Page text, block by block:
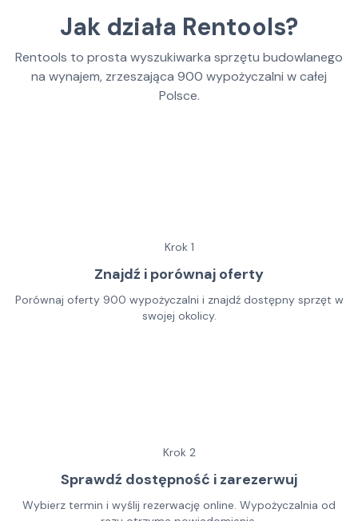
Jak działa Rentools?
Rentools to prosta wyszukiwarka sprzętu budowlanego
na wynajem, zrzeszająca 900 wypożyczalni w całej
Polsce.
Krok 1
Znajdź i porównaj oferty
Porównaj oferty 900 wypożyczalni i znajdź dostępny sprzęt w
swojej okolicy.
Krok 2
Sprawdź dostępność i zarezerwuj
Wybierz termin i wyślij rezerwację online. Wypożyczalnia od